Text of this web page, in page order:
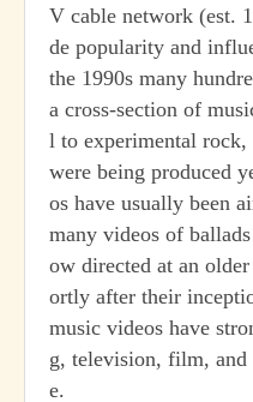
V cable network (est.
de popularity and
the 1990s many
a cross-section of
l to experimental
were being produced
os have usually been
many videos of
ow directed at an
ortly after their
music videos have
g, television, film, and
e.